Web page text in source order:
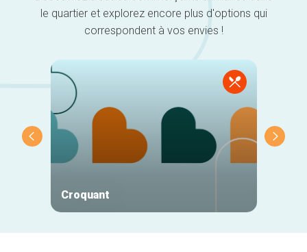
le quartier et explorez encore plus d'options qui
correspondent à vos envies !
Croquant